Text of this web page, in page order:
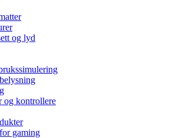
og lyd
og kontrollere
gaming